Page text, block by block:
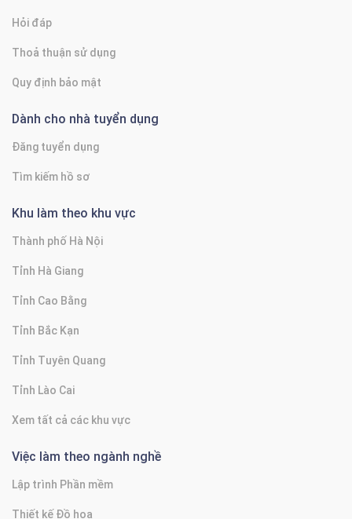
Hỏi đáp
Thoả thuận sử dụng
Quy định bảo mật
Dành cho nhà tuyển dụng
Đăng tuyển dụng
Tìm kiếm hồ sơ
Khu làm theo khu vực
Thành phố Hà Nội
Tỉnh Hà Giang
Tỉnh Cao Bằng
Tỉnh Bắc Kạn
Tỉnh Tuyên Quang
Tỉnh Lào Cai
Xem tất cả các khu vực
Việc làm theo ngành nghề
Lập trình Phần mềm
Thiết kế Đồ họa